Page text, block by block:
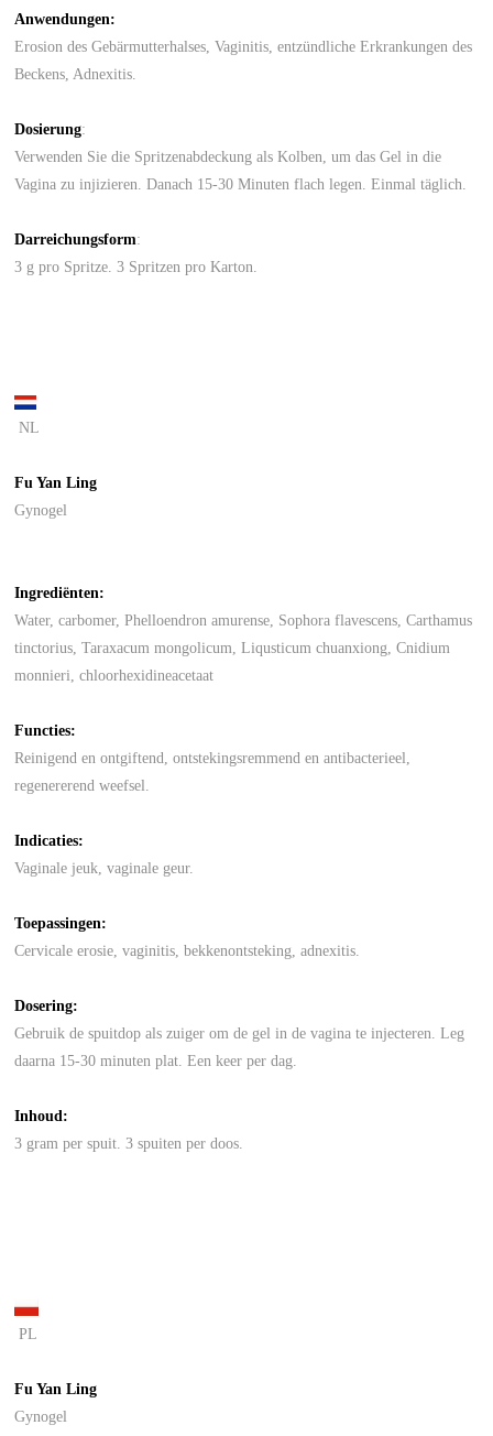
Anwendungen:
Erosion des Gebärmutterhalses, Vaginitis, entzündliche Erkrankungen des
Beckens, Adnexitis.
Dosierung:
Verwenden Sie die Spritzenabdeckung als Kolben, um das Gel in die
Vagina zu injizieren. Danach 15-30 Minuten flach legen. Einmal täglich.
Darreichungsform:
3 g pro Spritze. 3 Spritzen pro Karton.
NL
Fu Yan Ling
Gynogel
Ingrediënten:
Water, carbomer, Phelloendron amurense, Sophora flavescens, Carthamus
tinctorius, Taraxacum mongolicum, Liqusticum chuanxiong, Cnidium
monnieri, chloorhexidineacetaat
Functies:
Reinigend en ontgiftend, ontstekingsremmend en antibacterieel,
regenererend weefsel.
Indicaties:
Vaginale jeuk, vaginale geur.
Toepassingen:
Cervicale erosie, vaginitis, bekkenontsteking, adnexitis.
Dosering:
Gebruik de spuitdop als zuiger om de gel in de vagina te injecteren. Leg
daarna 15-30 minuten plat. Een keer per dag.
Inhoud:
3 gram per spuit. 3 spuiten per doos.
PL
Fu Yan Ling
Gynogel